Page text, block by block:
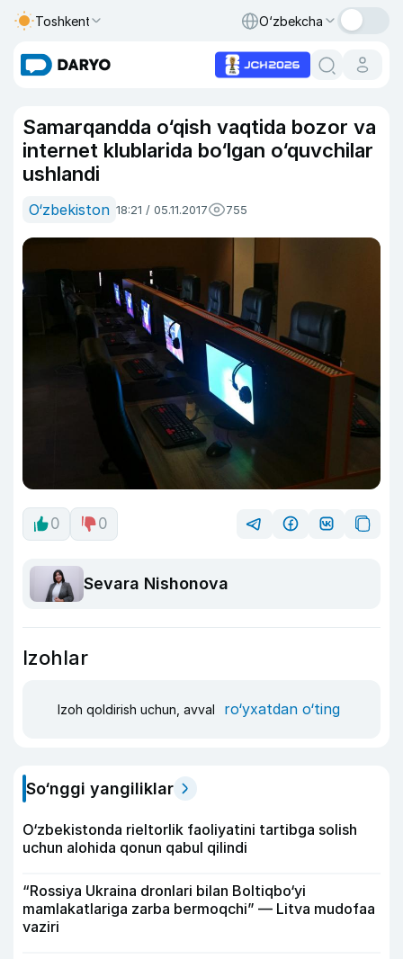
Toshkent O‘zbekcha
Samarqandda o‘qish vaqtida bozor va
internet klublarida bo‘lgan o‘quvchilar
ushlandi
O‘zbekiston 18:21 / 05.11.2017 755
0 0
Sevara Nishonova
Izohlar
Izoh qoldirish uchun, avval ro‘yxatdan o‘ting
So‘nggi yangiliklar
O‘zbekistonda rieltorlik faoliyatini tartibga solish
uchun alohida qonun qabul qilindi
“Rossiya Ukraina dronlari bilan Boltiqbo‘yi
mamlakatlariga zarba bermoqchi” — Litva mudofaa
vaziri